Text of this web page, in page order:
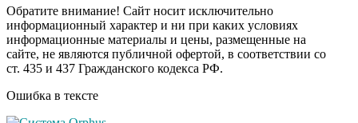
долго
i
Королева вагона
отожгла! Видео не
оставит равнодушным
Обратите внимание! Сайт носит исключительно
информационный характер и ни при каких условиях
информационные материалы и цены, размещенные на
сайте, не являются публичной офертой, в соответствии со
ст. 435 и 437 Гражданского кодекса РФ.
Ошибка в тексте